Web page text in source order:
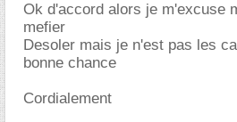
Ok d'accord alors je m'excuse
mefier
Desoler mais je n'est pas les
bonne chance
Cordialement